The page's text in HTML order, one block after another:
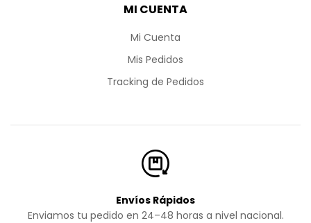
MI CUENTA
Mi Cuenta
Mis Pedidos
Tracking de Pedidos
Envíos Rápidos
Enviamos tu pedido en 24–48 horas a nivel nacional.